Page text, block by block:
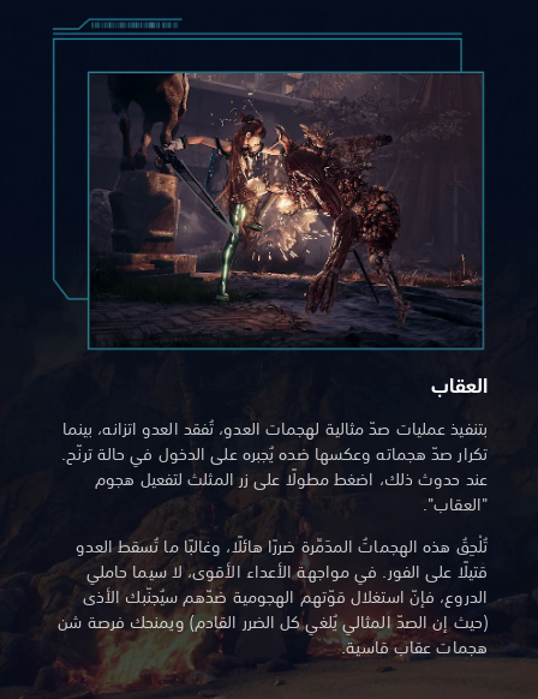
العقاب
بتنفيذ عمليات صدّ مثالية لهجمات العدو، تُفقد العدو اتزانه، بينما
تكرار صدّ هجماته وعكسها ضده يُجبره على الدخول في حالة ترنّح.
عند حدوث ذلك، اضغط مطولًا على زر المثلث لتفعيل هجوم
"العقاب".
تُلْحِقُ هذه الهجماتُ المدَمِّرة ضررًا هائلًا، وغالبًا ما تُسقط العدو
قتيلًا على الفور. في مواجهة الأعداء الأقوى، لا سيما حاملي
الدروع، فإنّ استغلال قوّتهم الهجومية ضدّهم سيُجنّبك الأذى
(حيث إن الصدّ المثالي يُلغي كل الضرر القادم) ويمنحك فرصة شن
هجمات عقاب قاسية.